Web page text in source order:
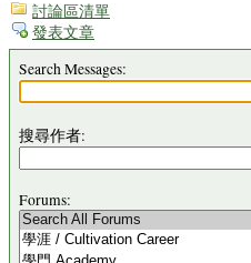
討論區清單
發表文章
Search Messages:
搜尋作者:
Forums: